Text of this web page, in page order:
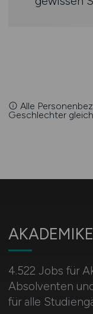
Alle
Geschlechter
4.522 Jobs für
Absolventen
für alle